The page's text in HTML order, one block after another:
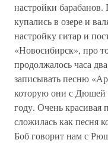
настройки
купались в озере и
настройку гитар и
«Новосибирск», про
продолжалось часа
записывать песню
которую они с Дюшей
году. Очень красивая
сложилась как песня
Боб говорит нам с